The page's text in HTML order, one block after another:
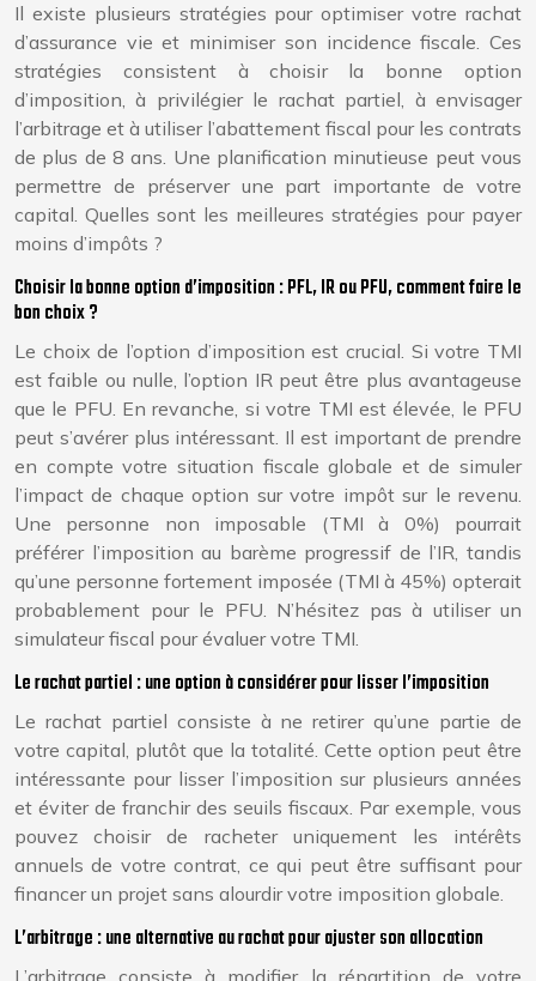
Il existe plusieurs stratégies pour optimiser votre rachat
d’assurance vie et minimiser son incidence fiscale. Ces
stratégies consistent à choisir la bonne option
d’imposition, à privilégier le rachat partiel, à envisager
l’arbitrage et à utiliser l’abattement fiscal pour les contrats
de plus de 8 ans. Une planification minutieuse peut vous
permettre de préserver une part importante de votre
capital. Quelles sont les meilleures stratégies pour payer
moins d’impôts ?
Choisir la bonne option d’imposition : PFL, IR ou PFU, comment faire le
bon choix ?
Le choix de l’option d’imposition est crucial. Si votre TMI
est faible ou nulle, l’option IR peut être plus avantageuse
que le PFU. En revanche, si votre TMI est élevée, le PFU
peut s’avérer plus intéressant. Il est important de prendre
en compte votre situation fiscale globale et de simuler
l’impact de chaque option sur votre impôt sur le revenu.
Une personne non imposable (TMI à 0%) pourrait
préférer l’imposition au barème progressif de l’IR, tandis
qu’une personne fortement imposée (TMI à 45%) opterait
probablement pour le PFU. N’hésitez pas à utiliser un
simulateur fiscal pour évaluer votre TMI.
Le rachat partiel : une option à considérer pour lisser l’imposition
Le rachat partiel consiste à ne retirer qu’une partie de
votre capital, plutôt que la totalité. Cette option peut être
intéressante pour lisser l’imposition sur plusieurs années
et éviter de franchir des seuils fiscaux. Par exemple, vous
pouvez choisir de racheter uniquement les intérêts
annuels de votre contrat, ce qui peut être suffisant pour
financer un projet sans alourdir votre imposition globale.
L’arbitrage : une alternative au rachat pour ajuster son allocation